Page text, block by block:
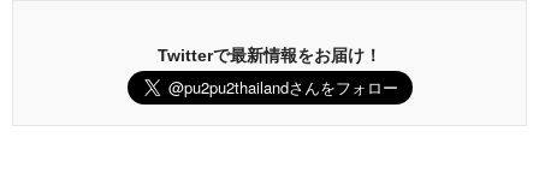
Twitterで最新情報をお届け！